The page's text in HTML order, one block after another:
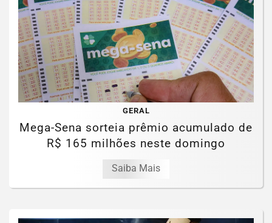
GERAL
Mega-Sena sorteia prêmio acumulado de
R$ 165 milhões neste domingo
Saiba Mais